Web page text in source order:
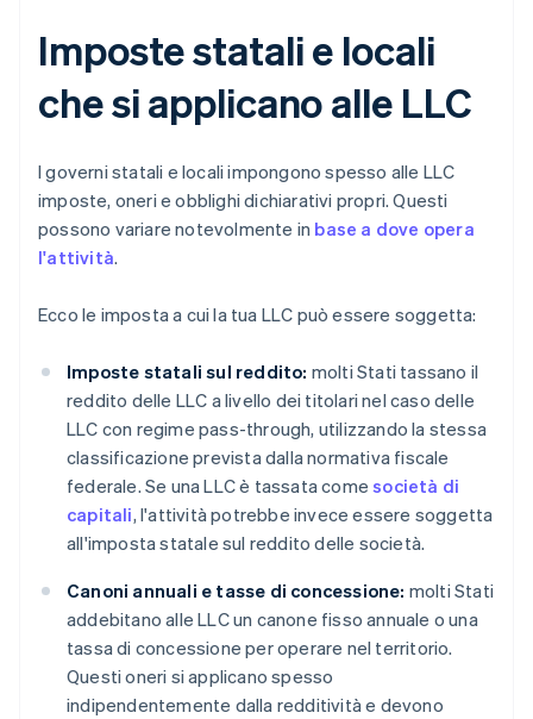
Imposte statali e locali
che si applicano alle LLC
I governi statali e locali impongono spesso alle LLC
imposte, oneri e obblighi dichiarativi propri. Questi
possono variare notevolmente in base a dove opera
l'attività.
Ecco le imposta a cui la tua LLC può essere soggetta:
Imposte statali sul reddito: molti Stati tassano il
reddito delle LLC a livello dei titolari nel caso delle
LLC con regime pass-through, utilizzando la stessa
classificazione prevista dalla normativa fiscale
federale. Se una LLC è tassata comesocietà di
capitali, l'attività potrebbe invece essere soggetta
all'imposta statale sul reddito delle società.
Canoni annuali e tasse di concessione: molti Stati
addebitano alle LLC un canone fisso annuale o una
tassa di concessione per operare nel territorio.
Questi oneri si applicano spesso
indipendentemente dalla redditività e devono